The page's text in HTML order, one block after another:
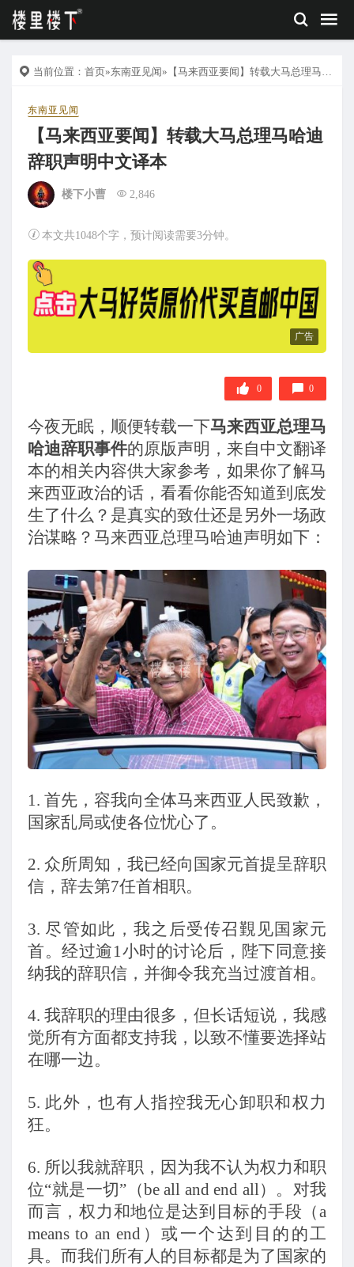
当前位置： 首页»东南亚见闻»【马来西亚要闻】转载大马总理马哈迪辞职声明中文译本
东南亚见闻
【马来西亚要闻】转载大马总理马哈迪
辞职声明中文译本
楼下小曹 2,846
本文共1048个字，预计阅读需要3分钟。
广告
0 0
今夜无眠，顺便转载一下马来西亚总理马
哈迪辞职事件的原版声明，来自中文翻译
本的相关内容供大家参考，如果你了解马
来西亚政治的话，看看你能否知道到底发
生了什么？是真实的致仕还是另外一场政
治谋略？马来西亚总理马哈迪声明如下：
1. 首先，容我向全体马来西亚人民致歉，
国家乱局或使各位忧心了。
2. 众所周知，我已经向国家元首提呈辞职
信，辞去第7任首相职。
3. 尽管如此，我之后受传召覲见国家元
首。经过逾1小时的讨论后，陛下同意接
纳我的辞职信，并御令我充当过渡首相。
4. 我辞职的理由很多，但长话短说，我感
觉所有方面都支持我，以致不懂要选择站
在哪一边。
5. 此外，也有人指控我无心卸职和权力
狂。
6. 所以我就辞职，因为我不认为权力和职
位“就是一切”（be all and end all）。对我
而言，权力和地位是达到目标的手段（a
means to an end）或一个达到目的的工
具。而我们所有人的目标都是为了国家的